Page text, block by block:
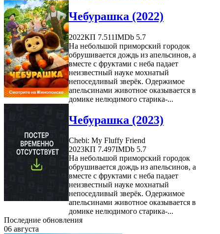
Чебурашка (2022)
2022КП 7.511IMDb 5.7
На небольшой приморский городок
обрушивается дождь из апельсинов, а
вместе с фруктами с неба падает
неизвестный науке мохнатый
непоседливый зверёк. Одержимое
апельсинами животное оказывается в
домике нелюдимого старика-...
Чебурашка (2023)
Chebi: My Fluffy Friend
2023КП 7.497IMDb 5.7
На небольшой приморский городок
обрушивается дождь из апельсинов, а
вместе с фруктами с неба падает
неизвестный науке мохнатый
непоседливый зверёк. Одержимое
апельсинами животное оказывается в
домике нелюдимого старика-...
Последние обновления
06 августа